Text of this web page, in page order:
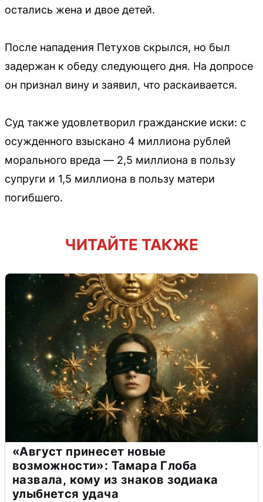
остались жена и двое детей.
После нападения Петухов скрылся, но был
задержан к обеду следующего дня. На допросе
он признал вину и заявил, что раскаивается.
Суд также удовлетворил гражданские иски: с
осужденного взыскано 4 миллиона рублей
морального вреда — 2,5 миллиона в пользу
супруги и 1,5 миллиона в пользу матери
погибшего.
ЧИТАЙТЕ ТАКЖЕ
«Август принесет новые
возможности»: Тамара Глоба
назвала, кому из знаков зодиака
улыбнется удача